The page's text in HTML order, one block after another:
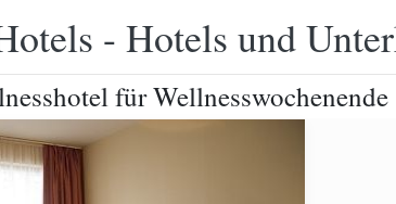
- Hotels und
für Wellnesswochenende